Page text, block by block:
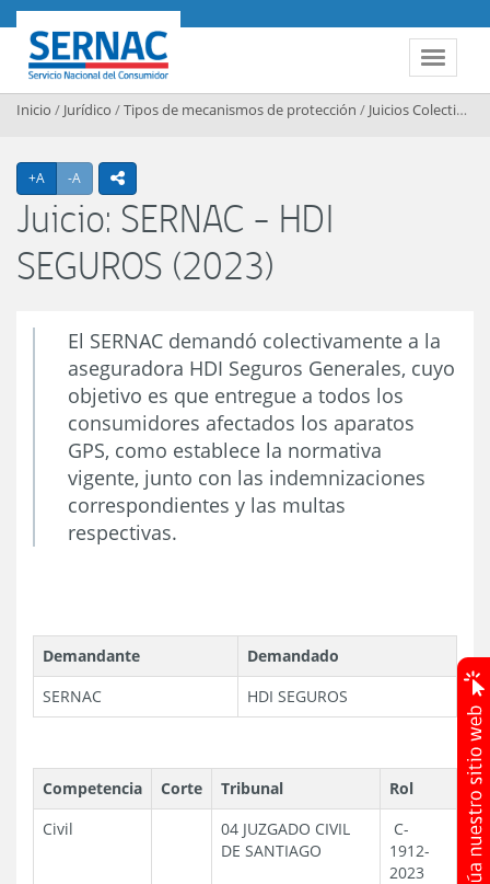
Contenido principal
Toggle
SERNAC
Inicio / Jurídico /Tipos de mecanismos de protección / Juicios Colectivos
+A Agrandar texto
-A Achicar textoicono compartir
Juicio: SERNAC - HDI
SEGUROS (2023)
El SERNAC demandó colectivamente a la
aseguradora HDI Seguros Generales, cuyo
objetivo es que entregue a todos los
consumidores afectados los aparatos
GPS, como establece la normativa
vigente, junto con las indemnizaciones
correspondientes y las multas
respectivas.
Demandante
Demandado
SERNAC
HDI SEGUROS
Competencia Corte Tribunal
Rol
Civil
04 JUZGADO CIVIL
DE SANTIAGO
C-
1912-
2023